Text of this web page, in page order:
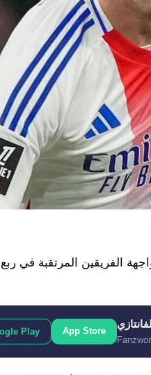
الفريقين المرتقبة في ربع
App Store
Play